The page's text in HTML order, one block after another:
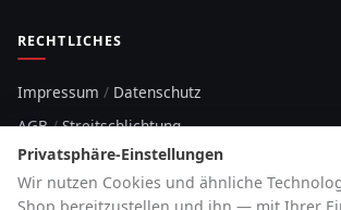
RECHTLICHES
Impressum / Datenschutz
AGB/Streitschlichtung
Sitemap
Cookie-Hinweis
Privatsphäre-Einstellungen
Wir nutzen Cookies und ähnliche